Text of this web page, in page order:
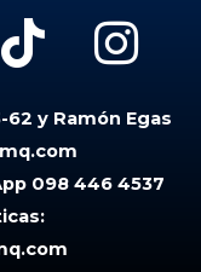
T
k
t
o
I
s
t
62 y Ramón Egas
098 446 4537